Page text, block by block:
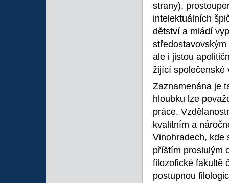
strany),
intelektuálních
dětství a mládí
ale i jistou
žijící společenské
Zaznamenána je
hloubku lze
práce.
kvalitním a
Vinohradech, kde
příštím proslulým
filozofické fakultě
postupnou